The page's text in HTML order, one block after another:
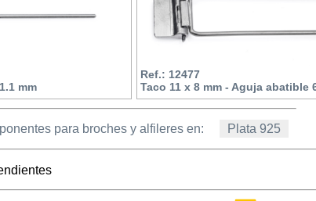
mm
Ref.: 12477
Taco 11 x 8 mm - Aguja abatible
para broches y alfileres en: Plata 925